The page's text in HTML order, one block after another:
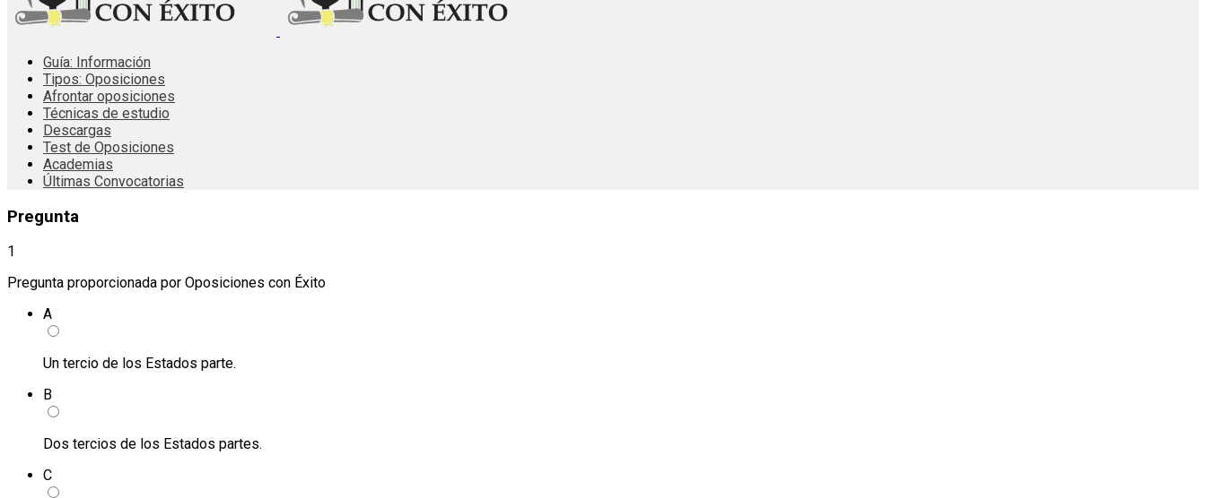
Guía: Información
Tipos: Oposiciones
Afrontar oposiciones
Técnicas de estudio
Descargas
Test de Oposiciones
Academias
Últimas Convocatorias
Pregunta
1
Pregunta proporcionada por Oposiciones con Éxito
A
Un tercio de los Estados parte.
B
Dos tercios de los Estados partes.
C